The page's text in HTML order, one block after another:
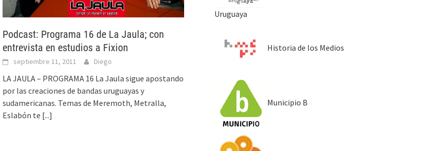
Podcast: Programa 16 de La Jaula; con
entrevista en estudios a Fixion
septiembre 11, 2011 Diego
LA JAULA – PROGRAMA 16 La Jaula sigue apostando
por las creaciones de bandas uruguayas y
sudamericanas. Temas de Meremoth, Metralla,
Eslabón te [...]
Uruguaya
Historia de los Medios
Municipio B